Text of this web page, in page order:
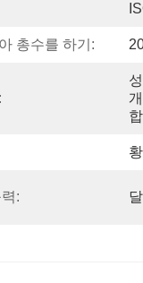
총수를 하기:
: